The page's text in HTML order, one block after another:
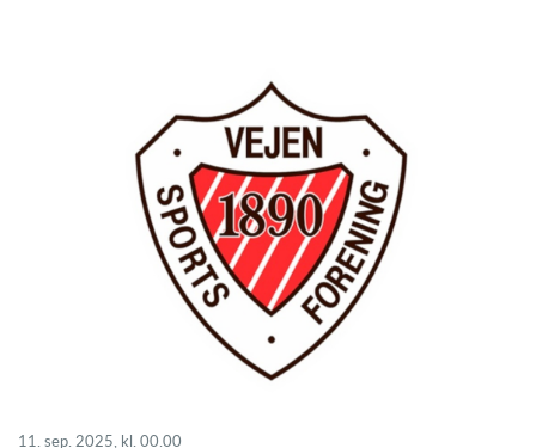
11. sep. 2025, kl. 00.00